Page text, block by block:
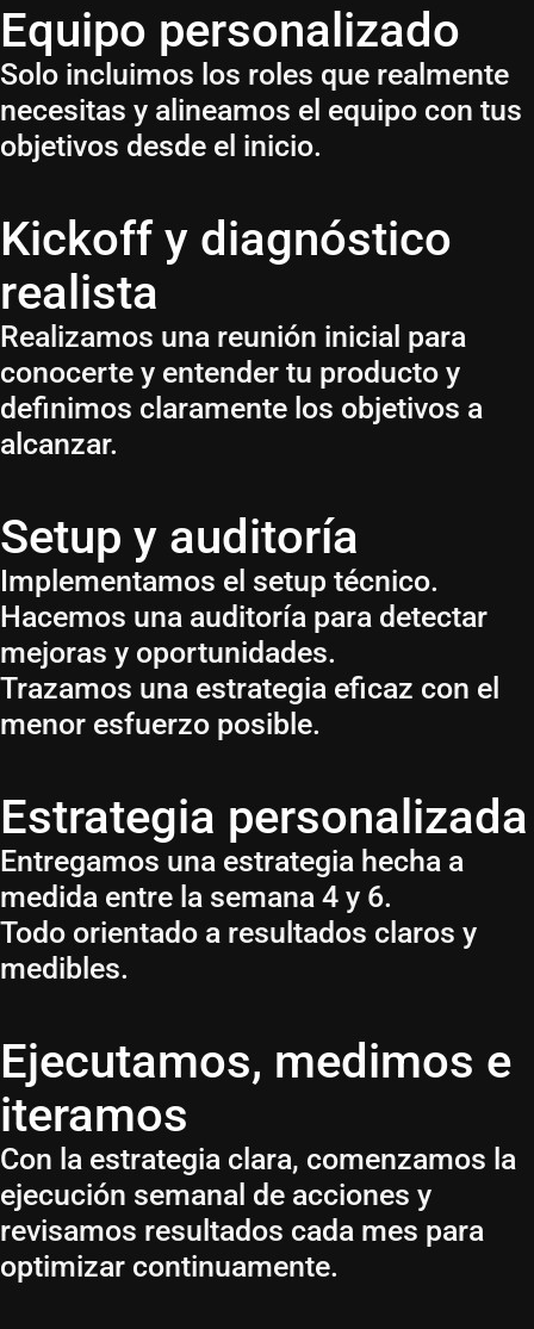
Equipo personalizado
Solo incluimos los roles que realmente
necesitas y alineamos el equipo con tus
objetivos desde el inicio.
Kickoff y diagnóstico
realista
Realizamos una reunión inicial para
conocerte y entender tu producto y
definimos claramente los objetivos a
alcanzar.
Setup y auditoría
Implementamos el setup técnico.
Hacemos una auditoría para detectar
mejoras y oportunidades.
Trazamos una estrategia eficaz con el
menor esfuerzo posible.
Estrategia personalizada
Entregamos una estrategia hecha a
medida entre la semana 4 y 6.
Todo orientado a resultados claros y
medibles.
Ejecutamos, medimos e
iteramos
Con la estrategia clara, comenzamos la
ejecución semanal de acciones y
revisamos resultados cada mes para
optimizar continuamente.